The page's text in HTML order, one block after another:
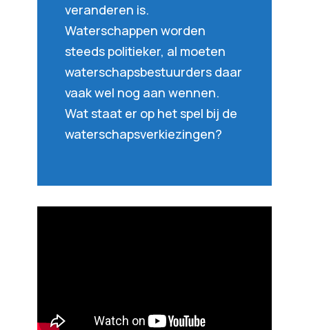
veranderen is.
Waterschappen worden
steeds politieker, al moeten
waterschapsbestuurders daar
vaak wel nog aan wennen.
Wat staat er op het spel bij de
waterschapsverkiezingen?